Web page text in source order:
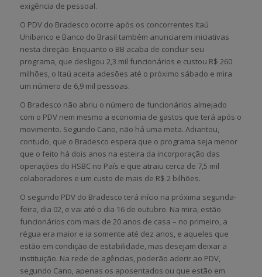
exigência de pessoal.
O PDV do Bradesco ocorre após os concorrentes Itaú
Unibanco e Banco do Brasil também anunciarem iniciativas
nesta direção. Enquanto o BB acaba de concluir seu
programa, que desligou 2,3 mil funcionários e custou R$ 260
milhões, o Itaú aceita adesões até o próximo sábado e mira
um número de 6,9 mil pessoas.
O Bradesco não abriu o número de funcionários almejado
com o PDV nem mesmo a economia de gastos que terá após o
movimento. Segundo Cano, não há uma meta. Adiantou,
contudo, que o Bradesco espera que o programa seja menor
que o feito há dois anos na esteira da incorporação das
operações do HSBC no País e que atraiu cerca de 7,5 mil
colaboradores e um custo de mais de R$ 2 bilhões.
O segundo PDV do Bradesco terá início na próxima segunda-
feira, dia 02, e vai até o dia 16 de outubro. Na mira, estão
funcionários com mais de 20 anos de casa – no primeiro, a
régua era maior e ia somente até dez anos, e aqueles que
estão em condição de estabilidade, mas desejam deixar a
instituição. Na rede de agências, poderão aderir ao PDV,
segundo Cano, apenas os aposentados ou que estão em